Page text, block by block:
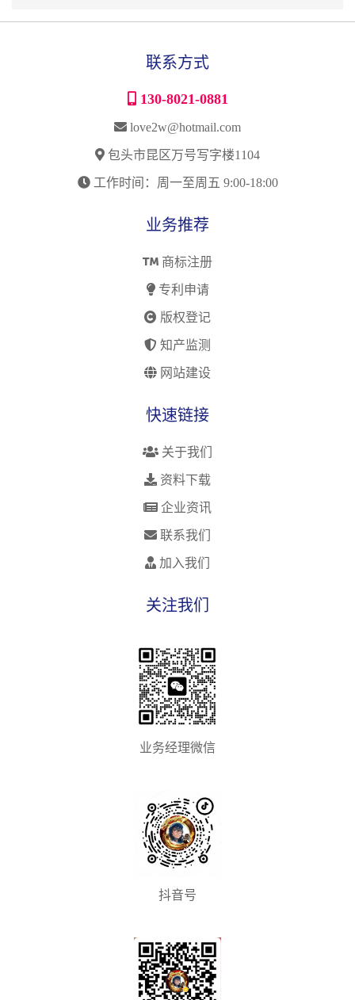
联系方式
130-8021-0881
love2w@hotmail.com
包头市昆区万号写字楼1104
工作时间：周一至周五 9:00-18:00
业务推荐
商标注册
专利申请
版权登记
知产监测
网站建设
快速链接
关于我们
资料下载
企业资讯
联系我们
加入我们
关注我们
业务经理微信
抖音号